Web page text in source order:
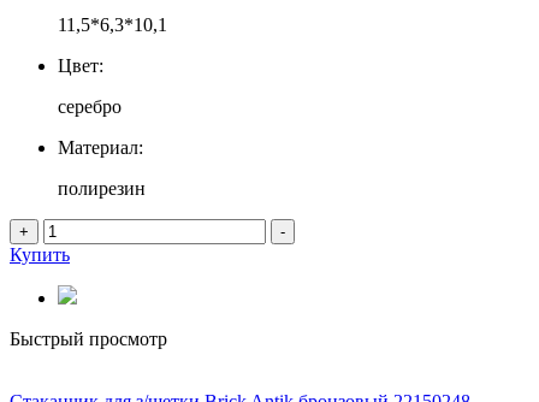
11,5*6,3*10,1
Цвет:
серебро
Материал:
полирезин
+ -
Купить
Быстрый просмотр